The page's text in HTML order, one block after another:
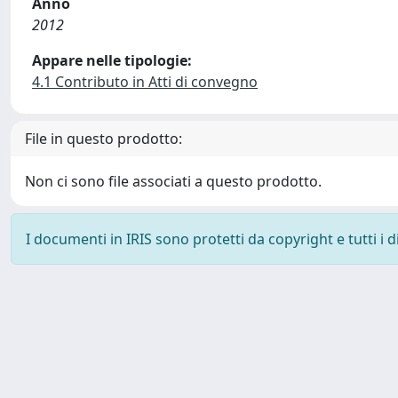
2012
Appare nelle tipologie:
4.1 Contributo in Atti di convegno
File in questo prodotto:
Non ci sono file associati a questo prodotto.
I documenti in IRIS sono protetti da copyright e tutti i